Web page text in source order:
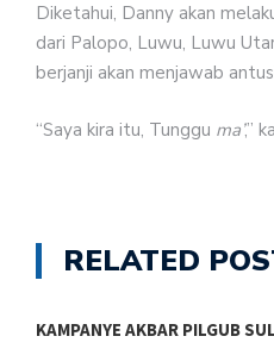
Diketahui, Danny akan
dari Palopo, Luwu, Luwu
berjanji akan menjawab
“Saya kira itu, Tunggu ma’,”
RELATED